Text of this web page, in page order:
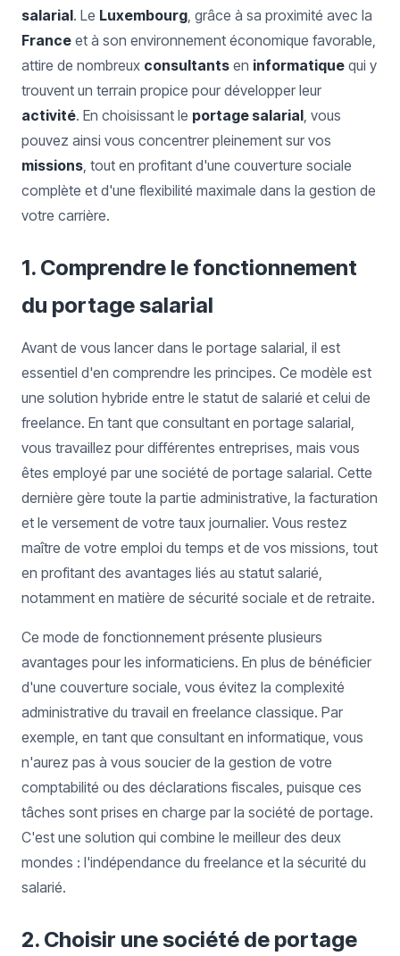
salarial. Le Luxembourg, grâce à sa proximité avec la
France et à son environnement économique favorable,
attire de nombreux consultants en informatique qui y
trouvent un terrain propice pour développer leur
activité. En choisissant le portage salarial, vous
pouvez ainsi vous concentrer pleinement sur vos
missions, tout en profitant d'une couverture sociale
complète et d'une flexibilité maximale dans la gestion de
votre carrière.
1. Comprendre le fonctionnement
du portage salarial
Avant de vous lancer dans le portage salarial, il est
essentiel d'en comprendre les principes. Ce modèle est
une solution hybride entre le statut de salarié et celui de
freelance. En tant que consultant en portage salarial,
vous travaillez pour différentes entreprises, mais vous
êtes employé par une société de portage salarial. Cette
dernière gère toute la partie administrative, la facturation
et le versement de votre taux journalier. Vous restez
maître de votre emploi du temps et de vos missions, tout
en profitant des avantages liés au statut salarié,
notamment en matière de sécurité sociale et de retraite.
Ce mode de fonctionnement présente plusieurs
avantages pour les informaticiens. En plus de bénéficier
d'une couverture sociale, vous évitez la complexité
administrative du travail en freelance classique. Par
exemple, en tant que consultant en informatique, vous
n'aurez pas à vous soucier de la gestion de votre
comptabilité ou des déclarations fiscales, puisque ces
tâches sont prises en charge par la société de portage.
C'est une solution qui combine le meilleur des deux
mondes : l'indépendance du freelance et la sécurité du
salarié.
2. Choisir une société de portage